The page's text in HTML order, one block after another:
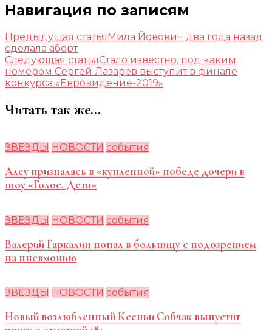
Навигация по записям
Предыдущая статьяМила Йовович два года назад
сделала аборт
Следующая статьяСтало известно, под каким
номером Сергей Лазарев выступит в финале
конкурса «Евровидение-2019»
Читать так же...
ЗВЕЗДЫ НОВОСТИ события
Алсу призналась в «купленной» победе дочери в
шоу «Голос. Дети»
ЗВЕЗДЫ НОВОСТИ события
Валерий Гаркалин попал в больницу с подозрением
на пневмонию
ЗВЕЗДЫ НОВОСТИ события
Новый возлюбленный Ксении Собчак выпустит